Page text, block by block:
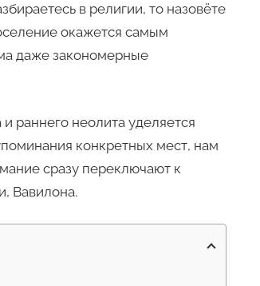
в религии, то назовёте
окажется самым
даже закономерные
раннего неолита уделяется
конкретных мест, нам
сразу переключают к
Вавилона.